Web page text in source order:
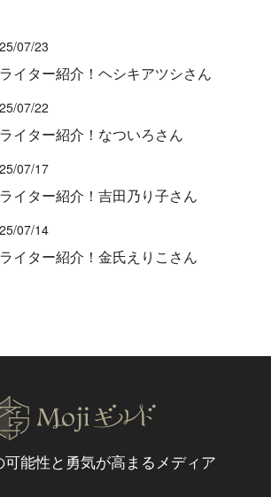
07/23
イター紹介！ヘシキアツシさん
07/22
イター紹介！なついろさん
07/17
イター紹介！吉田乃り子さん
07/14
イター紹介！金氏えりこさん
能性と 勇気が高まるメディア